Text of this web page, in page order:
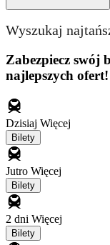
Wyszukaj
Zabezpiecz swój
najlepszych ofert!
Dzisiaj Więcej
Bilety
Jutro Więcej
Bilety
2 dni Więcej
Bilety